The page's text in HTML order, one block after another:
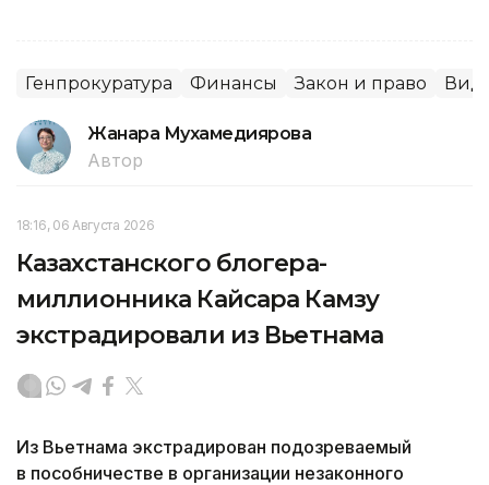
Генпрокуратура Финансы Закон и право
Жанара Мухамедиярова
Автор
18:16, 06 Августа 2026
Казахстанского блогера-
миллионника Кайсара Камзу
экстрадировали из Вьетнама
Из Вьетнама экстрадирован подозреваемый
в пособничестве в организации незаконного